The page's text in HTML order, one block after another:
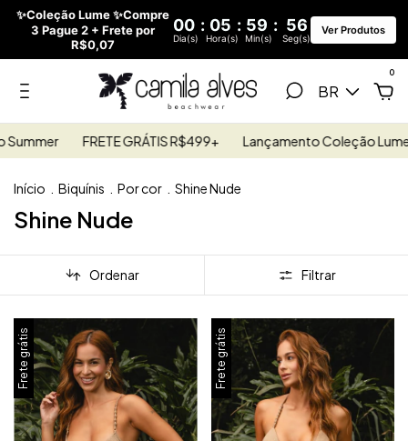
✨Coleção Lume ✨Compre
3 Pague 2 + Frete por
R$0,07
00 : 05 : 59 : 55
Dia(s) Hora(s) Min(s) Seg(s)
Ver Produtos
BR
0
FRETE GRÁTIS R$499+ Lançamento Coleção Lume
Início Biquínis Por cor Shine Nude
Shine Nude
Ordenar Filtrar
Frete grátis Frete grátis